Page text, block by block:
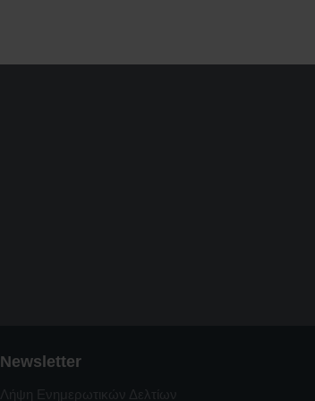
Newsletter
Λήψη Ενημερωτικών Δελτίων